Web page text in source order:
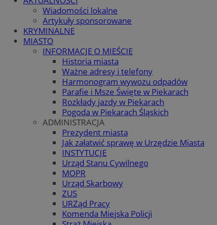
Wiadomości lokalne
Artykuły sponsorowane
KRYMINALNE
MIASTO
INFORMACJE O MIEŚCIE
Historia miasta
Ważne adresy i telefony
Harmonogram wywozu odpadów
Parafie i Msze Święte w Piekarach
Rozkłady jazdy w Piekarach
Pogoda w Piekarach Śląskich
ADMINISTRACJA
Prezydent miasta
Jak załatwić sprawę w Urzędzie Miasta
INSTYTUCJE
Urząd Stanu Cywilnego
MOPR
Urząd Skarbowy
ZUS
URZąd Pracy
Komenda Miejska Policji